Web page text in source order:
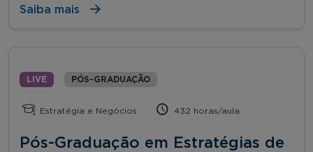
Saiba mais
LIVE PÓS-GRADUAÇÃO
Estratégia e Negócios 432 horas/aula
Pós-Graduação em Estratégias de